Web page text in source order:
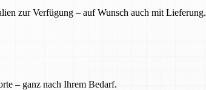
zur Verfügung – auf Wunsch auch mit Lieferung.
– ganz nach Ihrem Bedarf.